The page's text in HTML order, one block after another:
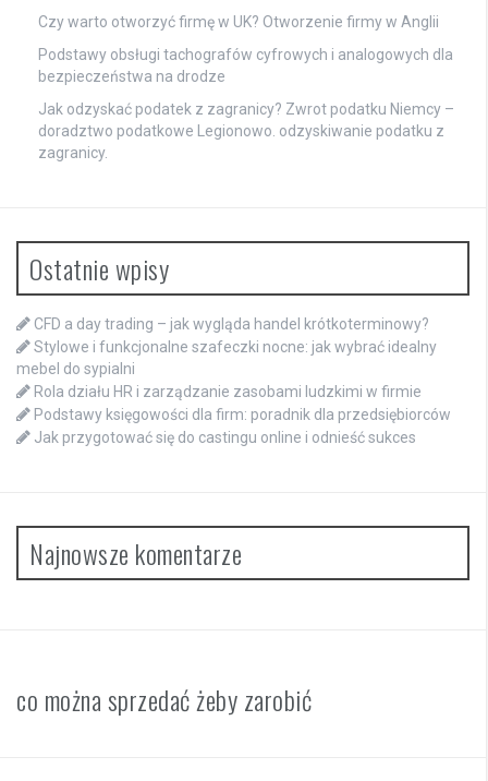
Czy warto otworzyć firmę w UK? Otworzenie firmy w Anglii
Podstawy obsługi tachografów cyfrowych i analogowych dla
bezpieczeństwa na drodze
Jak odzyskać podatek z zagranicy? Zwrot podatku Niemcy –
doradztwo podatkowe Legionowo. odzyskiwanie podatku z
zagranicy.
Ostatnie wpisy
CFD a day trading – jak wygląda handel krótkoterminowy?
Stylowe i funkcjonalne szafeczki nocne: jak wybrać idealny
mebel do sypialni
Rola działu HR i zarządzanie zasobami ludzkimi w firmie
Podstawy księgowości dla firm: poradnik dla przedsiębiorców
Jak przygotować się do castingu online i odnieść sukces
Najnowsze komentarze
co można sprzedać żeby zarobić